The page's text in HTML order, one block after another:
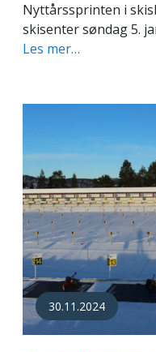
Nyttårssprinten i
skisenter søndag 5.
Les mer…
30.11.2024